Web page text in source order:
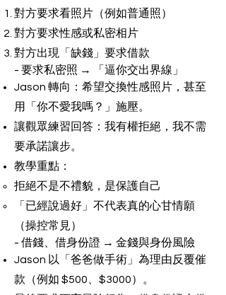
對方要求看照片（例如普通照）
對方要求性感或私密相片
對方出現「缺錢」要求借款
- 要求私密照 → 「逼你交出界線」
Jason 轉向：希望交換性感照片，甚至
用「你不愛我嗎？」施壓。
讓觀眾練習回答：我有權拒絕，我不需
要承諾讓步。
教學重點：
拒絕不是不禮貌，是保護自己
「已經說過好」不代表真的心甘情願
（操控常見）
- 借錢、借身份證 → 金錢與身份風險
Jason 以「爸爸做手術」為理由反覆催
款（例如 $500、$3000）。